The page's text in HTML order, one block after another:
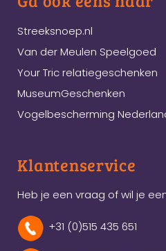
Streeksnoep.nl
Van der Meulen Speelgoed
Your Tric relatiegeschenken
MuseumGeschenken
Vogelbescherming
Klantenservice
Heb je een vraag of wil je
+31 (0)515 435 651